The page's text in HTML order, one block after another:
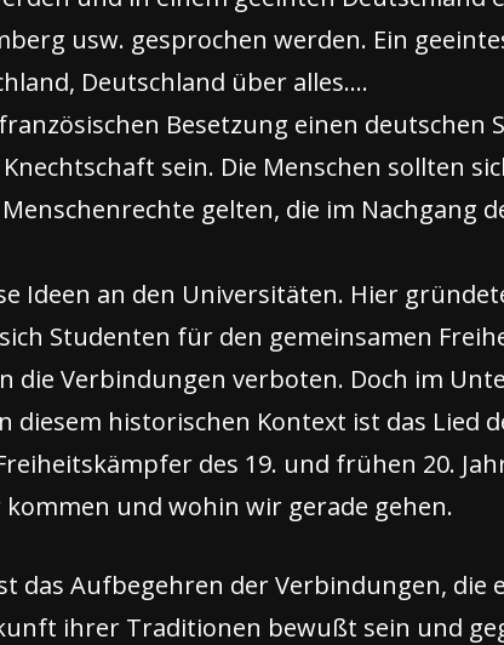
usw. gesprochen werden. Ein
Deutschland über alles….
Besetzung einen
sein. Die Menschen sollten
gelten, die im Nachgang
Ideen an den Universitäten. Hier
Studenten für den gemeinsamen
die Verbindungen verboten. Doch im
historischen Kontext ist das Lied
des 19. und frühen 20.
und wohin wir gerade gehen.
das Aufbegehren der Verbindungen,
ihrer Traditionen bewußt sein und